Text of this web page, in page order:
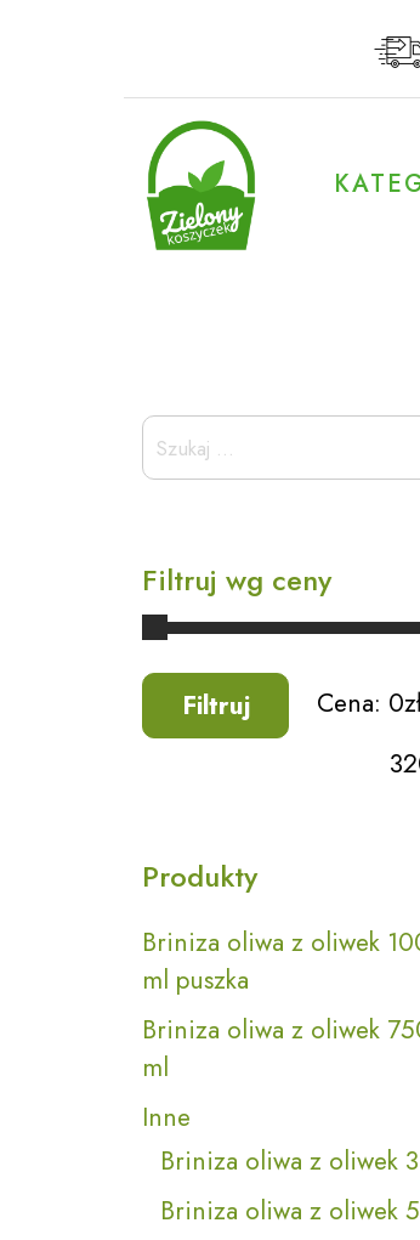
Szukaj:
Filtruj wg ceny
Filtruj Cena:
Produkty
Briniza oliwa z oliwek
ml puszka
Briniza oliwa z oliwek
ml
Inne
Briniza oliwa z oliwek
Briniza oliwa z oliwek